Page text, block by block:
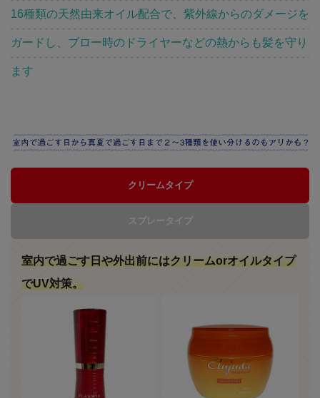
16種類の天然由来オイル配合で、紫外線からのダメージを
ガードし、ブロー時のドライヤーなどの熱からも髪を守り
ます
クリームタイプ
スプレータイプ
室内で過ごす日や外出前にはクリームorオイルタイプ
でUV対策。